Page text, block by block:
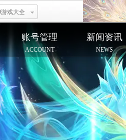
游戏大全
账号管理
ACCOUNT
新闻资讯
NEWS